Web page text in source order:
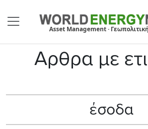
Asset Management ·
Αρθρα με
έσοδα